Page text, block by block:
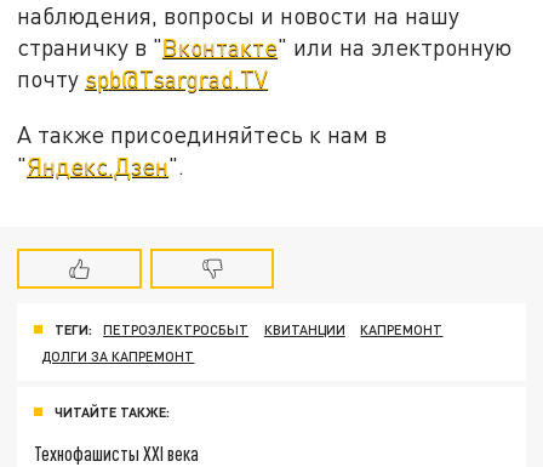
наблюдения, вопросы и новости на нашу
страничку в "Вконтакте" или на электронную
почту spb@Tsargrad.TV
А также присоединяйтесь к нам в
"Яндекс.Дзен".
ТЕГИ: ПЕТРОЭЛЕКТРОСБЫТ КВИТАНЦИИ
КАПРЕМОНТ
ДОЛГИ ЗА КАПРЕМОНТ
ЧИТАЙТЕ ТАКЖЕ:
Технофашисты XXI века